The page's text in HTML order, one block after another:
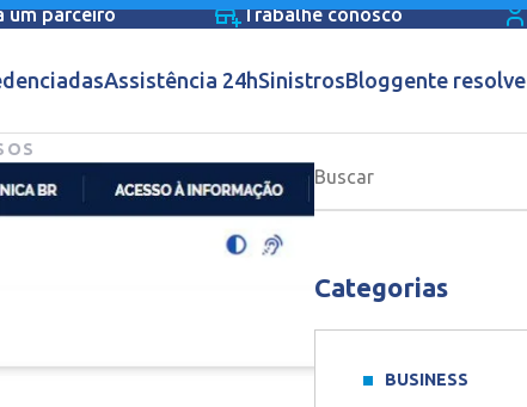
um parceiro Trabalhe conosco
Assistência 24hSinistrosBloggente resolve
Categorias
BUSINESS